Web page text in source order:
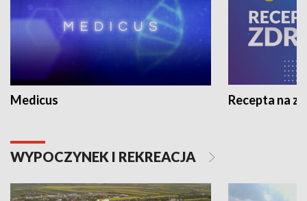
Medicus Recepta na
WYPOCZYNEK I REKREACJA